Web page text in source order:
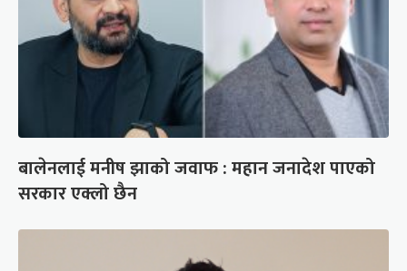
बालेनलाई मनीष झाको जवाफ : महान जनादेश पाएको
सरकार एक्लो छैन